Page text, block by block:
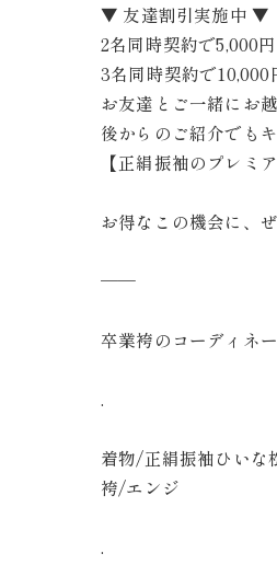
▼ 友達割引実施中 ▼
2名同時契約で5,000円
3名同時契約で10,000
お友達とご一緒にお
後からのご紹介でも
【正絹振袖のプレミ
お得なこの機会に、
——
卒業袴のコーディネ
.
着物/正絹振袖ひい
袴/エンジ
.